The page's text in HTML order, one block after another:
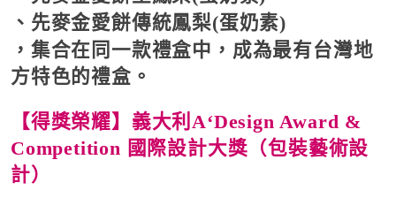
、先麥金愛餅傳統鳳梨(蛋奶素)
，集合在同一款禮盒中，成為最有台灣地
方特色的禮盒。
【得獎榮耀】 義大利A‘Design Award &
Competition 國際設計大獎（包裝藝術設
計）